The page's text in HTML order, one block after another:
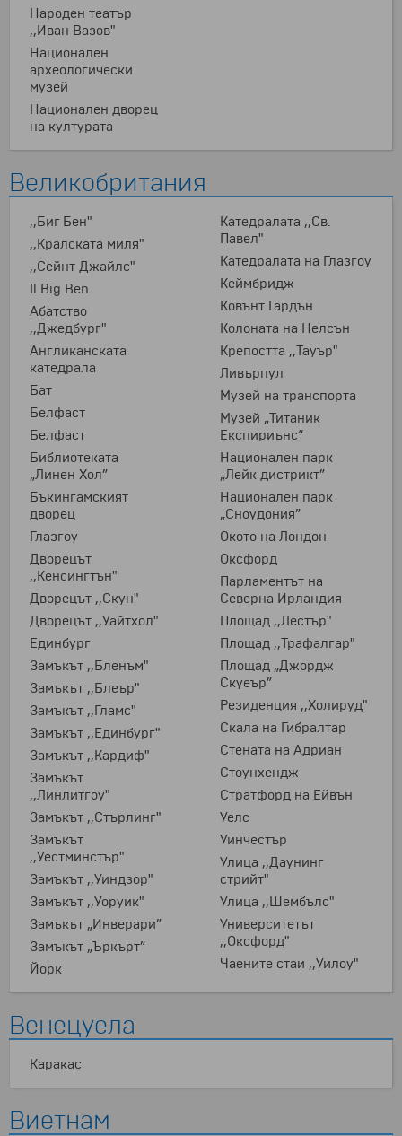
Народен театър
,,Иван Вазов"
Национален
археологически
музей
Национален дворец
на културата
Великобритания
,,Биг Бен"
,,Кралската миля"
,,Сейнт Джайлс"
Il Big Ben
Абатство
,,Джедбург"
Англиканската
катедрала
Бат
Белфаст
Белфаст
Библиотеката
„Линен Хол”
Бъкингамският
дворец
Глазгоу
Дворецът
,,Кенсингтън"
Дворецът ,,Скун"
Дворецът ,,Уайтхол"
Единбург
Замъкът ,,Бленъм"
Замъкът ,,Блеър"
Замъкът ,,Гламс"
Замъкът ,,Единбург"
Замъкът ,,Кардиф"
Замъкът
,,Линлитгоу"
Замъкът ,,Стърлинг"
Замъкът
,,Уестминстър"
Замъкът ,,Уиндзор"
Замъкът ,,Уоруик"
Замъкът „Инверари”
Замъкът „Ъркърт”
Йорк
Катедралата ,,Св.
Павел"
Катедралата на Глазгоу
Кеймбридж
Ковънт Гардън
Колоната на Нелсън
Крепостта ,,Тауър"
Ливърпул
Музей на транспорта
Музей „Титаник
Експириънс“
Национален парк
„Лейк дистрикт”
Национален парк
„Сноудония”
Окото на Лондон
Оксфорд
Парламентът на
Северна Ирландия
Площад ,,Лестър"
Площад ,,Трафалгар"
Площад „Джордж
Скуеър”
Резиденция ,,Холируд"
Скала на Гибралтар
Стената на Адриан
Стоунхендж
Стратфорд на Ейвън
Уелс
Уинчестър
Улица ,,Даунинг
стрийт"
Улица ,,Шембълс"
Университетът
,,Оксфорд"
Чаените стаи ,,Уилоу"
Венецуела
Каракас
Виетнам